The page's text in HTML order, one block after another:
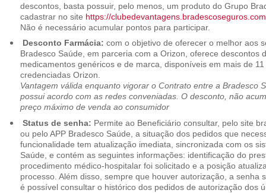
descontos, basta possuir, pelo menos, um produto do Grupo
cadastrar no site https://
Não é necessário acumular pontos para participar.
Desconto Farmácia: com o objetivo de oferecer o melhor aos
Bradesco Saúde, em parceria com a Orizon, oferece descontos
medicamentos genéricos e de marca, disponíveis em mais de
credenciadas Orizon.
Vantagem válida enquanto vigorar o Contrato entre a Bradesco
possui acordo com as redes conveniadas. O desconto, não
preço máximo de venda ao consumidor
Status de senha: Permite ao Beneficiário consultar, pelo site
ou pelo APP Bradesco Saúde, a situação dos pedidos que
funcionalidade tem atualização imediata, sincronizada com os
Saúde, e contém as seguintes informações: identificação do
procedimento médico-hospitalar foi solicitado e a posição
processo. Além disso, sempre que houver autorização, a senha
é possível consultar o histórico dos pedidos de autorização dos